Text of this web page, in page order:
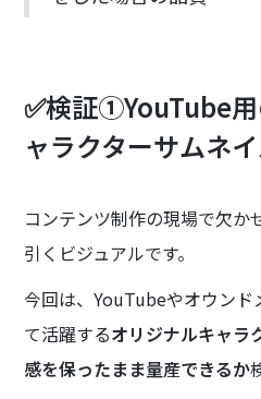
✅検証①YouTube
ャラクターサムネ
コンテンツ制作の現場で欠か
引くビジュアルです。
今回は、YouTubeやオウンド
て活躍するオリジナルキャラ
感を保ったまま量産できるか